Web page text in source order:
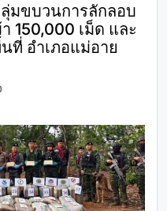
ลุ่มขบวนการลักลอบ
150,000 เม็ด และ
ที่ อำเภอแม่อาย